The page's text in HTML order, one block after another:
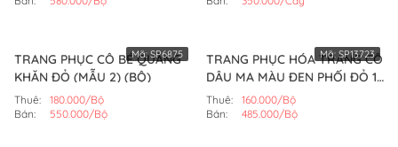
TRANG PHỤC CÔ BÉ QUÀNG
KHĂN ĐỎ (MẪU 2) (BỘ)
Thuê:
180.000/Bộ
Bán:
550.000/Bộ
Mã:SP6875
TRANG PHỤC HÓA TRANG CÔ
DÂU MA MÀU ĐEN PHỐI ĐỎ 1
(BỘ)
Thuê:
160.000/Bộ
Bán:
485.000/Bộ
Mã: SP13723